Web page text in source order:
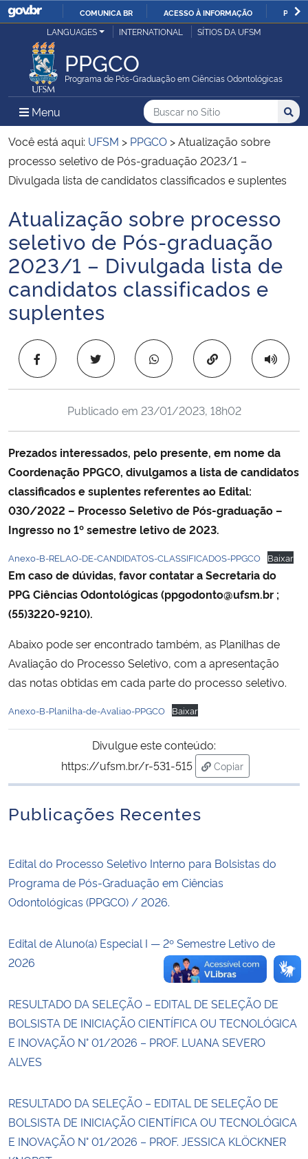
IR
COMUNICA BR ACESSO À INFORMAÇÃO
Ministério da Justiça e Segurança Pública
Ministério da Defesa
Ministério das Relações Exteriores
Ministério da Economia
Ministério da Infraestrutura
Ministério da Agricultura, Pecuária e Abastecimento
Ministério da Educação
Ministério da Cidadania
Ministério da Saúde
Ministério de Minas e Energia
Ministério da Ciência, Tecnologia, Inovações e Comunicações
Ministério do Meio Ambiente
Ministério do Desenvolvimento Regional
Controladoria-Geral da União
Ministério da Mulher, da Família e dos Direitos Humanos
Secretaria-Geral
Secretaria de Governo
LANGUAGES INTERNATIONAL SÍTIOS DA UFSM
PPGCO
Programa de Pós-Graduação em Ciências Odontológicas
Menu Menu Principal do Sítio
Busca
Buscar no no Sítio
Busca:
Você está aqui: UFSM > PPGCO >Atualização sobre
processo seletivo de Pós-graduação 2023/1 –
Divulgada lista de candidatos classificados e suplentes
Início do conteúdo
Atualização sobre processo
seletivo de Pós-graduação
2023/1 – Divulgada lista de
candidatos classificados e
suplentes
Copiar para área
Publicado em 23/01/2023, 18h02
Prezados interessados, pelo presente, em nome da
Coordenação PPGCO, divulgamos a lista de candidatos
classificados e suplentes referentes ao Edital:
030/2022 – Processo Seletivo de Pós-graduação –
Ingresso no 1º semestre letivo de 2023.
Anexo-B-RELAO-DE-CANDIDATOS-CLASSIFICADOS-PPGCO Baixar
Em caso de dúvidas, favor contatar a Secretaria do
PPG Ciências Odontológicas (ppgodonto@ufsm.br ;
(55)3220-9210).
Abaixo pode ser encontrado também, as Planilhas de
Avaliação do Processo Seletivo, com a apresentação
das notas obtidas em cada parte do processo seletivo.
Anexo-B-Planilha-de-Avaliao-PPGCO Baixar
Divulgue este conteúdo:
https://ufsm.br/r-531-515
Copiar
para área de
Publicações Recentes
Edital do Processo Seletivo Interno para Bolsistas do
Programa de Pós-Graduação em Ciências
Odontológicas (PPGCO) / 2026.
Edital de Aluno(a) Especial I — 2º Semestre Letivo de
2026
RESULTADO DA SELEÇÃO – EDITAL DE SELEÇÃO DE
BOLSISTA DE INICIAÇÃO CIENTÍFICA OU TECNOLÓGICA
E INOVAÇÃO N° 01/2026 – PROF. LUANA SEVERO
ALVES
RESULTADO DA SELEÇÃO – EDITAL DE SELEÇÃO DE
BOLSISTA DE INICIAÇÃO CIENTÍFICA OU TECNOLÓGICA
E INOVAÇÃO N° 01/2026 – PROF. JESSICA KLÖCKNER